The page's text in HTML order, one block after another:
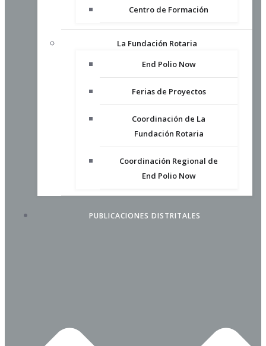
Centro de Formación
La Fundación Rotaria
End Polio Now
Ferias de Proyectos
Coordinación de La
Fundación Rotaria
Coordinación Regional de
End Polio Now
PUBLICACIONES DISTRITALES